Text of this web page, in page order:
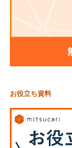
お役立ち資料